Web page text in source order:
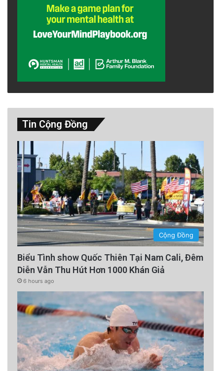
Tin Cộng Đồng
Cộng Đồng
Biểu Tình show Quốc Thiên Tại Nam Cali, Đêm
Diễn Vẫn Thu Hút Hơn 1000 Khán Giả
6 hours ago